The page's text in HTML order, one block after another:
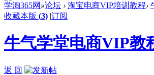
学淘365网 »论坛 › 淘宝电商VIP培训教程›
收藏本版 (3) |订阅
牛气学堂电商VIP教
返 回